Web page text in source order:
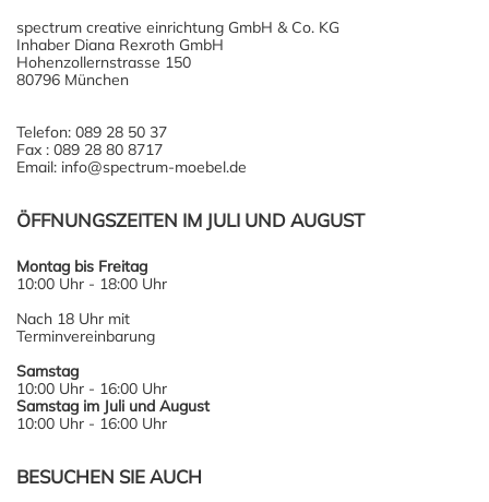
spectrum creative einrichtung GmbH & Co. KG
Inhaber Diana Rexroth GmbH
Hohenzollernstrasse 150
80796 München
Telefon: 089 28 50 37
Fax : 089 28 80 8717
Email: info@spectrum-moebel.de
ÖFFNUNGSZEITEN IM JULI UND AUGUST
Montag bis Freitag
10:00 Uhr - 18:00 Uhr
Nach 18 Uhr mit
Terminvereinbarung
Samstag
10:00 Uhr - 16:00 Uhr
Samstag im Juli und August
10:00 Uhr - 16:00 Uhr
BESUCHEN SIE AUCH